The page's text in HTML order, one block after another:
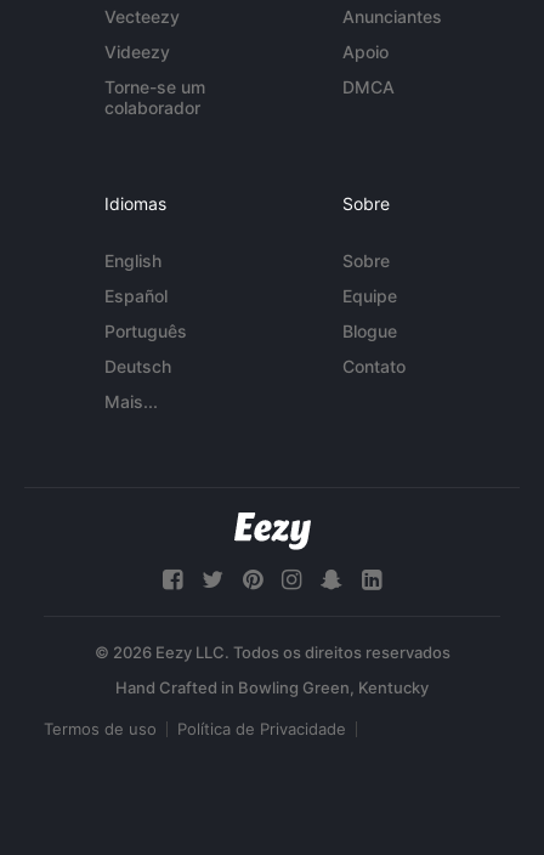
Vecteezy
Videezy
Torne-se um
colaborador
Anunciantes
Apoio
DMCA
Idiomas
English
Español
Português
Deutsch
Mais...
Sobre
Sobre
Equipe
Blogue
Contato
© 2026 Eezy LLC. Todos os direitos reservados
Termos de uso Política de Privacidade